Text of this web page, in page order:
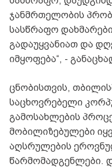
ჯანმრთელობის
სასწრაფო
გადაუყვანიათ და
იმყოფება“, -
ცნობისთვის,
საცხოვრებელი
გამოსახლების
მობილიზებულები
აღსრულების
წარმომადგენლები.